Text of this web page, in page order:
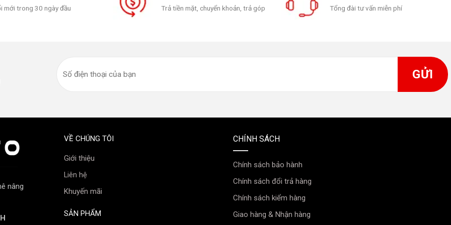
mới trong 30 ngày đầu Trả tiền mặt, chuyển khoản, trả góp Tổng đài tư vấn miễn phí
nâng
VỀ CHÚNG TÔI
Giới thiệu
Liên hệ
Khuyến mãi
SẢN PHẨM
CHÍNH SÁCH
Chính sách bảo hành
Chính sách đổi trả hàng
Chính sách kiểm hàng
Giao hàng & Nhận hàng